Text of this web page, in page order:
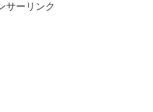
サーリンク